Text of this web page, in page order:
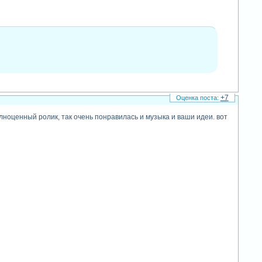
ролик, так очень понравилась и музыка и ваши идеи. вот
+7